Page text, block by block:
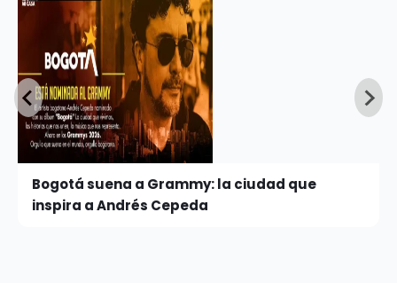
Bogotá suena a Grammy: la ciudad que
inspira a Andrés Cepeda